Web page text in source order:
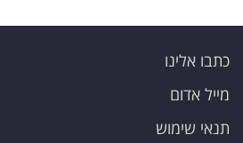
כתבו אלינו
מייל אדום
תנאי שימוש